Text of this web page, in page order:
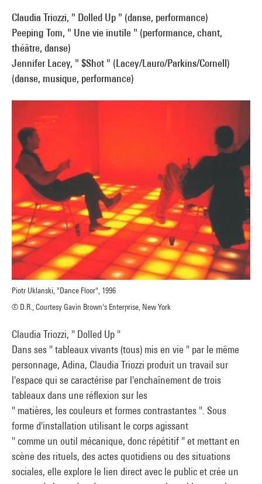
Claudia Triozzi, " Dolled Up " (danse, performance)
Peeping Tom, " Une vie inutile " (performance, chant,
théâtre, danse)
Jennifer Lacey, " $Shot " (Lacey/Lauro/Parkins/Cornell)
(danse, musique, performance)
Piotr Uklanski, "Dance Floor", 1996
© D.R., Courtesy Gavin Brown's Enterprise, New York
Claudia Triozzi, " Dolled Up "
Dans ses " tableaux vivants (tous) mis en vie " par le même
personnage, Adina, Claudia Triozzi produit un travail sur
l'espace qui se caractérise par l'enchaînement de trois
tableaux dans une réflexion sur les
" matières, les couleurs et formes contrastantes ". Sous
forme d'installation utilisant le corps agissant
" comme un outil mécanique, donc répétitif " et mettant en
scène des rituels, des actes quotidiens ou des situations
sociales, elle explore le lien direct avec le public et crée un